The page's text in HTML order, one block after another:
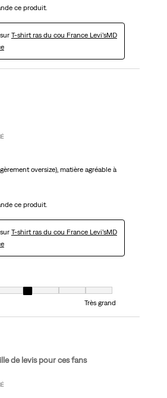
ce produit.
T-shirt ras du cou France Levi’sMD
oversize), matière agréable à
ce produit.
T-shirt ras du cou France Levi’sMD
égal à Très petit et 7 est égal à Très grand
Très grand
de levis pour ces fans